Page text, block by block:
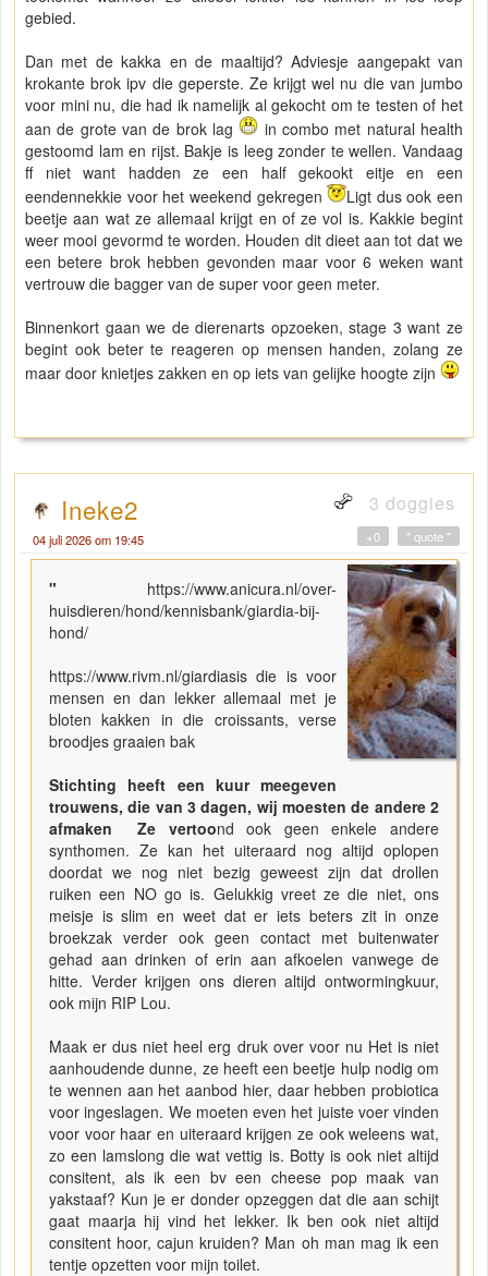
gebied.
Dan met de kakka en de maaltijd? Adviesje aangepakt van
krokante brok ipv die geperste. Ze krijgt wel nu die van jumbo
voor mini nu, die had ik namelijk al gekocht om te testen of het
aan de grote van de brok lag
in combo met natural health
gestoomd lam en rijst. Bakje is leeg zonder te wellen. Vandaag
ff niet want hadden ze een half gekookt eitje en een
eendennekkie voor het weekend gekregen
Ligt dus ook een
beetje aan wat ze allemaal krijgt en of ze vol is. Kakkie begint
weer mooi gevormd te worden. Houden dit dieet aan tot dat we
een betere brok hebben gevonden maar voor 6 weken want
vertrouw die bagger van de super voor geen meter.
Binnenkort gaan we de dierenarts opzoeken, stage 3 want ze
begint ook beter te reageren op mensen handen, zolang ze
maar door knietjes zakken en op iets van gelijke hoogte zijn
Ineke2 3 doggies
04 juli 2026 om 19:45 " quote "
+0
" https://www.anicura.nl/over-
huisdieren/hond/kennisbank/giardia-bij-
hond/
https://www.rivm.nl/giardiasis die is voor
mensen en dan lekker allemaal met je
bloten kakken in die croissants, verse
broodjes graaien bak
Stichting heeft een kuur meegeven
trouwens, die van 3 dagen, wij moesten de andere 2
afmaken Ze vertoond ook geen enkele andere
synthomen. Ze kan het uiteraard nog altijd oplopen
doordat we nog niet bezig geweest zijn dat drollen
ruiken een NO go is. Gelukkig vreet ze die niet, ons
meisje is slim en weet dat er iets beters zit in onze
broekzak verder ook geen contact met buitenwater
gehad aan drinken of erin aan afkoelen vanwege de
hitte. Verder krijgen ons dieren altijd ontwormingkuur,
ook mijn RIP Lou.
Maak er dus niet heel erg druk over voor nu Het is niet
aanhoudende dunne, ze heeft een beetje hulp nodig om
te wennen aan het aanbod hier, daar hebben probiotica
voor ingeslagen. We moeten even het juiste voer vinden
voor voor haar en uiteraard krijgen ze ook weleens wat,
zo een lamslong die wat vettig is. Botty is ook niet altijd
consitent, als ik een bv een cheese pop maak van
yakstaaf? Kun je er donder opzeggen dat die aan schijt
gaat maarja hij vind het lekker. Ik ben ook niet altijd
consitent hoor, cajun kruiden? Man oh man mag ik een
tentje opzetten voor mijn toilet.